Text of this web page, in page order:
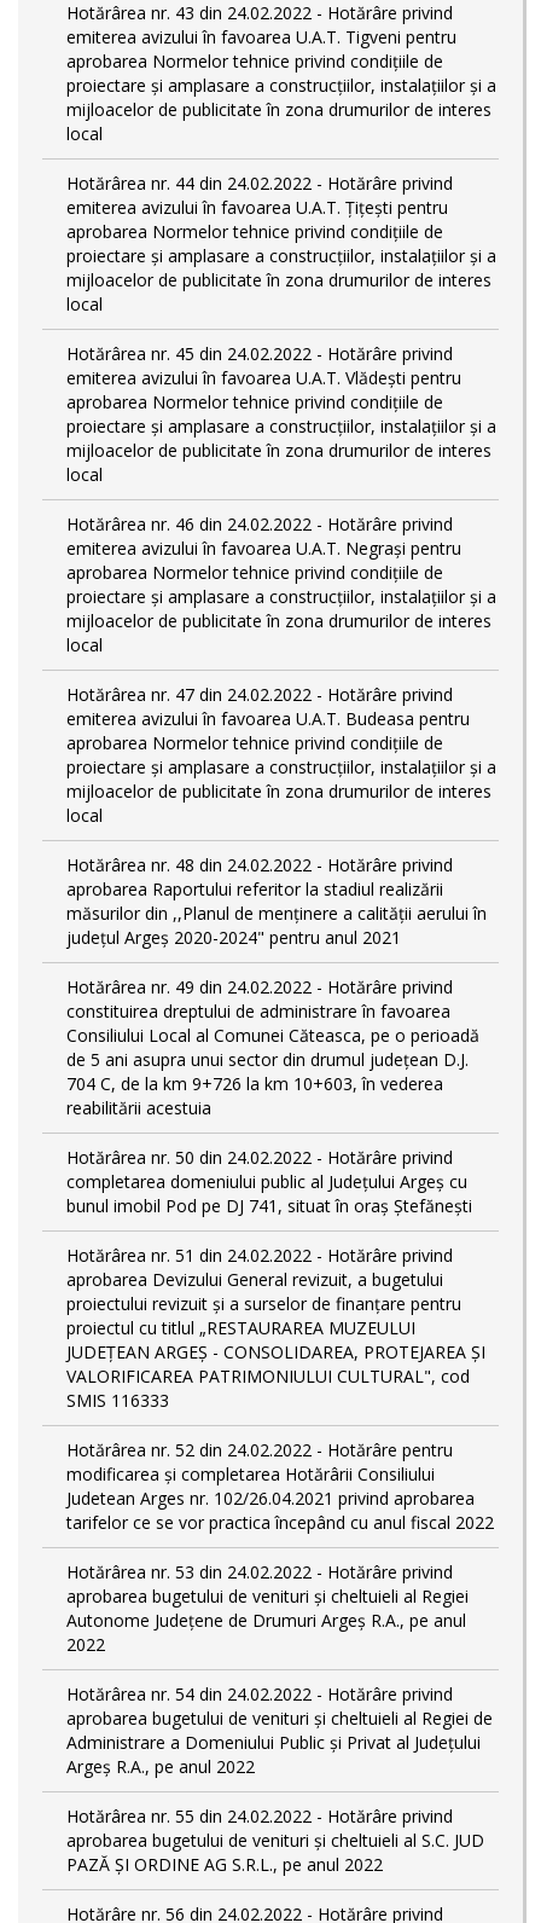
Hotărârea nr. 43 din 24.02.2022 - Hotărâre privind
emiterea avizului în favoarea U.A.T. Tigveni pentru
aprobarea Normelor tehnice privind condiţiile de
proiectare şi amplasare a construcţiilor, instalaţiilor şi a
mijloacelor de publicitate în zona drumurilor de interes
local
Hotărârea nr. 44 din 24.02.2022 - Hotărâre privind
emiterea avizului în favoarea U.A.T. Țițești pentru
aprobarea Normelor tehnice privind condiţiile de
proiectare şi amplasare a construcţiilor, instalaţiilor şi a
mijloacelor de publicitate în zona drumurilor de interes
local
Hotărârea nr. 45 din 24.02.2022 - Hotărâre privind
emiterea avizului în favoarea U.A.T. Vlădești pentru
aprobarea Normelor tehnice privind condiţiile de
proiectare şi amplasare a construcţiilor, instalaţiilor şi a
mijloacelor de publicitate în zona drumurilor de interes
local
Hotărârea nr. 46 din 24.02.2022 - Hotărâre privind
emiterea avizului în favoarea U.A.T. Negrași pentru
aprobarea Normelor tehnice privind condiţiile de
proiectare şi amplasare a construcţiilor, instalaţiilor şi a
mijloacelor de publicitate în zona drumurilor de interes
local
Hotărârea nr. 47 din 24.02.2022 - Hotărâre privind
emiterea avizului în favoarea U.A.T. Budeasa pentru
aprobarea Normelor tehnice privind condiţiile de
proiectare şi amplasare a construcţiilor, instalaţiilor şi a
mijloacelor de publicitate în zona drumurilor de interes
local
Hotărârea nr. 48 din 24.02.2022 - Hotărâre privind
aprobarea Raportului referitor la stadiul realizării
măsurilor din ,,Planul de menținere a calității aerului în
județul Argeș 2020-2024" pentru anul 2021
Hotărârea nr. 49 din 24.02.2022 - Hotărâre privind
constituirea dreptului de administrare în favoarea
Consiliului Local al Comunei Căteasca, pe o perioadă
de 5 ani asupra unui sector din drumul județean D.J.
704 C, de la km 9+726 la km 10+603, în vederea
reabilitării acestuia
Hotărârea nr. 50 din 24.02.2022 - Hotărâre privind
completarea domeniului public al Judeţului Argeş cu
bunul imobil Pod pe DJ 741, situat în oraș Ștefănești
Hotărârea nr. 51 din 24.02.2022 - Hotărâre privind
aprobarea Devizului General revizuit, a bugetului
proiectului revizuit și a surselor de finanțare pentru
proiectul cu titlul „RESTAURAREA MUZEULUI
JUDEȚEAN ARGEȘ - CONSOLIDAREA, PROTEJAREA ȘI
VALORIFICAREA PATRIMONIULUI CULTURAL", cod
SMIS 116333
Hotărârea nr. 52 din 24.02.2022 - Hotărâre pentru
modificarea și completarea Hotărârii Consiliului
Judetean Arges nr. 102/26.04.2021 privind aprobarea
tarifelor ce se vor practica începând cu anul fiscal 2022
Hotărârea nr. 53 din 24.02.2022 - Hotărâre privind
aprobarea bugetului de venituri și cheltuieli al Regiei
Autonome Județene de Drumuri Argeș R.A., pe anul
2022
Hotărârea nr. 54 din 24.02.2022 - Hotărâre privind
aprobarea bugetului de venituri și cheltuieli al Regiei de
Administrare a Domeniului Public și Privat al Județului
Argeș R.A., pe anul 2022
Hotărârea nr. 55 din 24.02.2022 - Hotărâre privind
aprobarea bugetului de venituri și cheltuieli al S.C. JUD
PAZĂ ȘI ORDINE AG S.R.L., pe anul 2022
Hotărâre nr. 56 din 24.02.2022 - Hotărâre privind